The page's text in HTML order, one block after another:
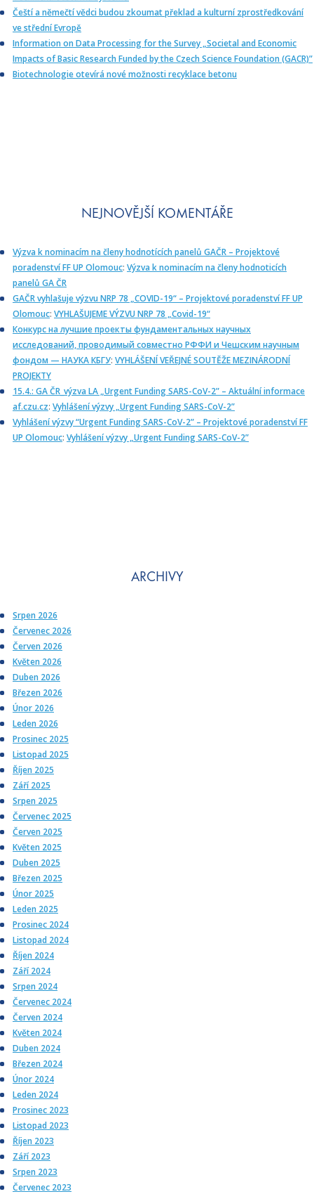
Čeští a němečtí vědci budou zkoumat překlad a kulturní zprostředkování
ve střední Evropě
Information on Data Processing for the Survey „Societal and Economic
Impacts of Basic Research Funded by the Czech Science Foundation (GACR)”
Biotechnologie otevírá nové možnosti recyklace betonu
NEJNOVĚJŠÍ KOMENTÁŘE
Výzva k nominacím na členy hodnotících panelů GAČR – Projektové
poradenství FF UP Olomouc: Výzva k nominacím na členy hodnoticích
panelů GA ČR
GAČR vyhlašuje výzvu NRP 78 „COVID-19“ – Projektové poradenství FF UP
Olomouc: VYHLAŠUJEME VÝZVU NRP 78 „Covid-19“
Конкурс на лучшие проекты фундаментальных научных
исследований, проводимый совместно РФФИ и Чешским научным
фондом — НАУКА КБГУ: VYHLÁŠENÍ VEŘEJNÉ SOUTĚŽE MEZINÁRODNÍ
PROJEKTY
15.4.: GA ČR_výzva LA „Urgent Funding SARS-CoV-2” – Aktuální informace
af.czu.cz: Vyhlášení výzvy „Urgent Funding SARS-CoV-2”
Vyhlášení výzvy “Urgent Funding SARS-CoV-2” – Projektové poradenství FF
UP Olomouc: Vyhlášení výzvy „Urgent Funding SARS-CoV-2”
ARCHIVY
Srpen 2026
Červenec 2026
Červen 2026
Květen 2026
Duben 2026
Březen 2026
Únor 2026
Leden 2026
Prosinec 2025
Listopad 2025
Říjen 2025
Září 2025
Srpen 2025
Červenec 2025
Červen 2025
Květen 2025
Duben 2025
Březen 2025
Únor 2025
Leden 2025
Prosinec 2024
Listopad 2024
Říjen 2024
Září 2024
Srpen 2024
Červenec 2024
Červen 2024
Květen 2024
Duben 2024
Březen 2024
Únor 2024
Leden 2024
Prosinec 2023
Listopad 2023
Říjen 2023
Září 2023
Srpen 2023
Červenec 2023